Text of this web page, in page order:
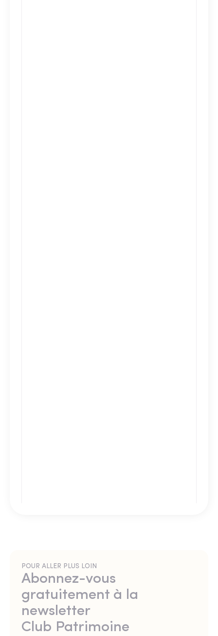
POUR ALLER PLUS LOIN
Abonnez-vous
gratuitement à la
newsletter
Club Patrimoine